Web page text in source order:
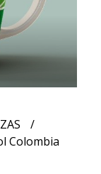
Colombia